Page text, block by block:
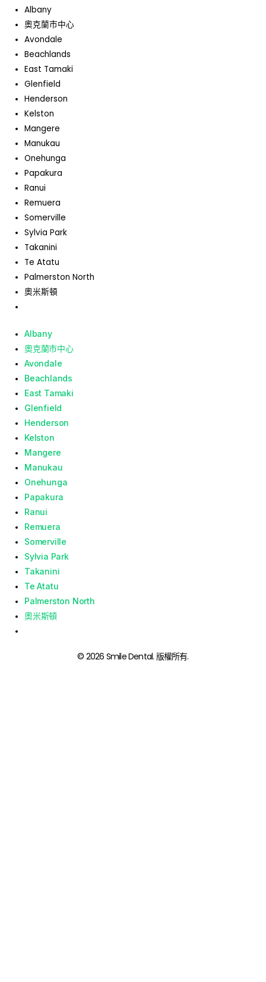
Albany
奧克蘭市中心
Avondale
Beachlands
East Tamaki
Glenfield
Henderson
Kelston
Mangere
Manukau
Onehunga
Papakura
Ranui
Remuera
Somerville
Sylvia Park
Takanini
Te Atatu
Palmerston North
奧米斯頓
Albany
奧克蘭市中心
Avondale
Beachlands
East Tamaki
Glenfield
Henderson
Kelston
Mangere
Manukau
Onehunga
Papakura
Ranui
Remuera
Somerville
Sylvia Park
Takanini
Te Atatu
Palmerston North
奧米斯頓
© 2026 Smile Dental. 版權所有.